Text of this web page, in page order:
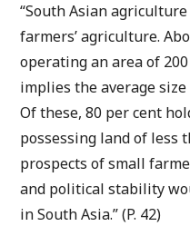
“South Asian
farmers’ agriculture.
operating an area of
implies the average
Of these, 80 per cent
possessing land of less
prospects of small
and political stability
in South Asia.” (P. 42)